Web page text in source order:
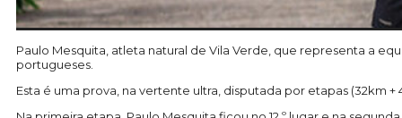
Paulo Mesquita, atleta natural de Vila Verde, que representa a
portugueses.
Esta é uma prova, na vertente ultra, disputada por etapas (32km +